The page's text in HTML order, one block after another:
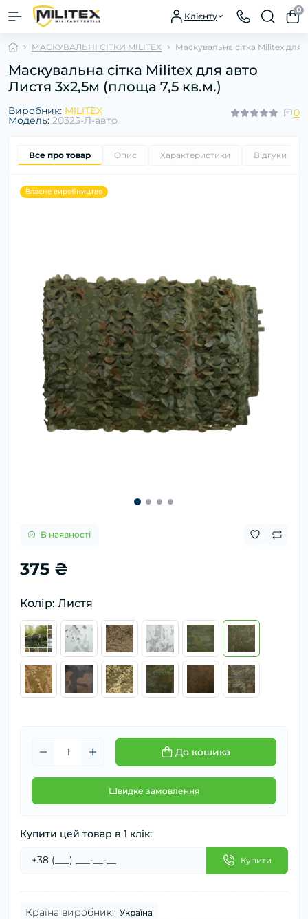
Клієнту
0
МАСКУВАЛЬНІ СІТКИ MILITEX Маскувальна сітка Militex для
Маскувальна сітка Militex для авто
Листя 3х2,5м (площа 7,5 кв.м.)
Виробник: MILITEX
Модель: 20325-Л-авто
0
Все про товар Опис Характеристики Відгуки
Власне виробництво
В наявності
375 ₴
Колір: Листя
До кошика
Швидке замовлення
Купити цей товар в 1 клік:
Купити
Країна виробник: Україна